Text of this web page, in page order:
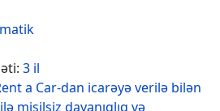
3 il
a Car-dan icarəyə verilə bilən
misilsiz dayanıqlıq və